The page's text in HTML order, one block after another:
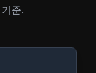
준.